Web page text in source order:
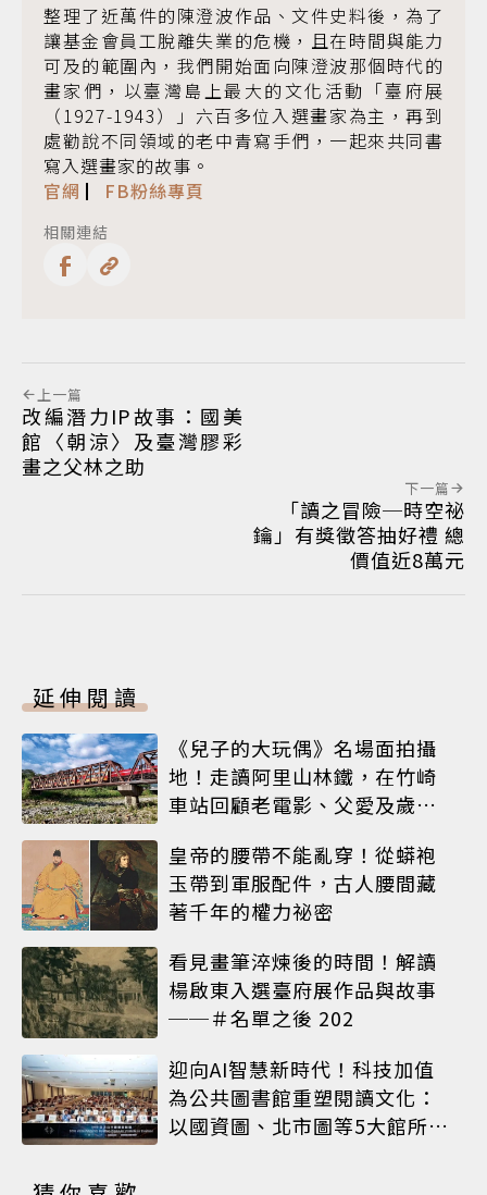
整理了近萬件的陳澄波作品、文件史料後，為了
讓基金會員工脫離失業的危機，且在時間與能力
可及的範圍內，我們開始面向陳澄波那個時代的
畫家們，以臺灣島上最大的文化活動「臺府展
（1927-1943）」六百多位入選畫家為主，再到
處勸說不同領域的老中青寫手們，一起來共同書
寫入選畫家的故事。
官網 ▏ FB粉絲專頁
相關連結
上一篇
改編潛力IP故事：國美
館〈朝涼〉及臺灣膠彩
畫之父林之助
下一篇
「讀之冒險─時空祕
鑰」有獎徵答抽好禮 總
價值近8萬元
延伸閱讀
《兒子的大玩偶》名場面拍攝
地！走讀阿里山林鐵，在竹崎
車站回顧老電影、父愛及歲月
皇帝的腰帶不能亂穿！從蟒袍
玉帶到軍服配件，古人腰間藏
著千年的權力祕密
看見畫筆淬煉後的時間！解讀
楊啟東入選臺府展作品與故事
──＃名單之後 202
迎向AI智慧新時代！科技加值
為公共圖書館重塑閱讀文化：
以國資圖、北市圖等5大館所為